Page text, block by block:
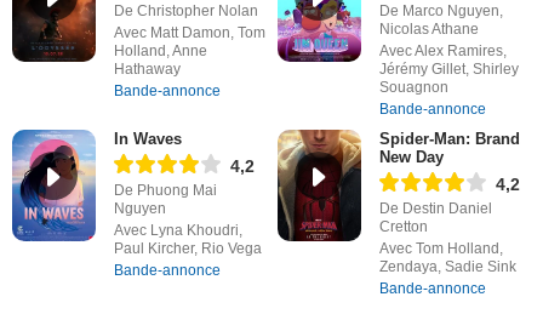
De Christopher Nolan
Avec Matt Damon, Tom
Holland, Anne
Hathaway
Bande-annonce
De Marco Nguyen,
Nicolas Athane
Avec Alex Ramires,
Jérémy Gillet, Shirley
Souagnon
Bande-annonce
In Waves
4,2
De Phuong Mai
Nguyen
Avec Lyna Khoudri,
Paul Kircher, Rio Vega
Bande-annonce
Spider-Man: Brand
New Day
4,2
De Destin Daniel
Cretton
Avec Tom Holland,
Zendaya, Sadie Sink
Bande-annonce